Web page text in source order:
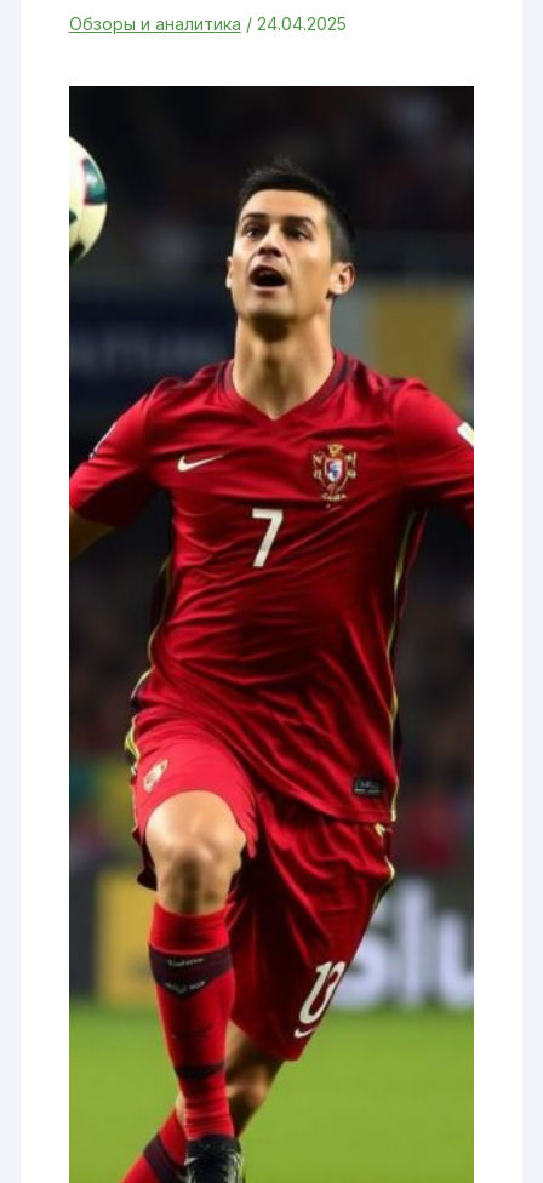
Обзоры и аналитика / 24.04.2025